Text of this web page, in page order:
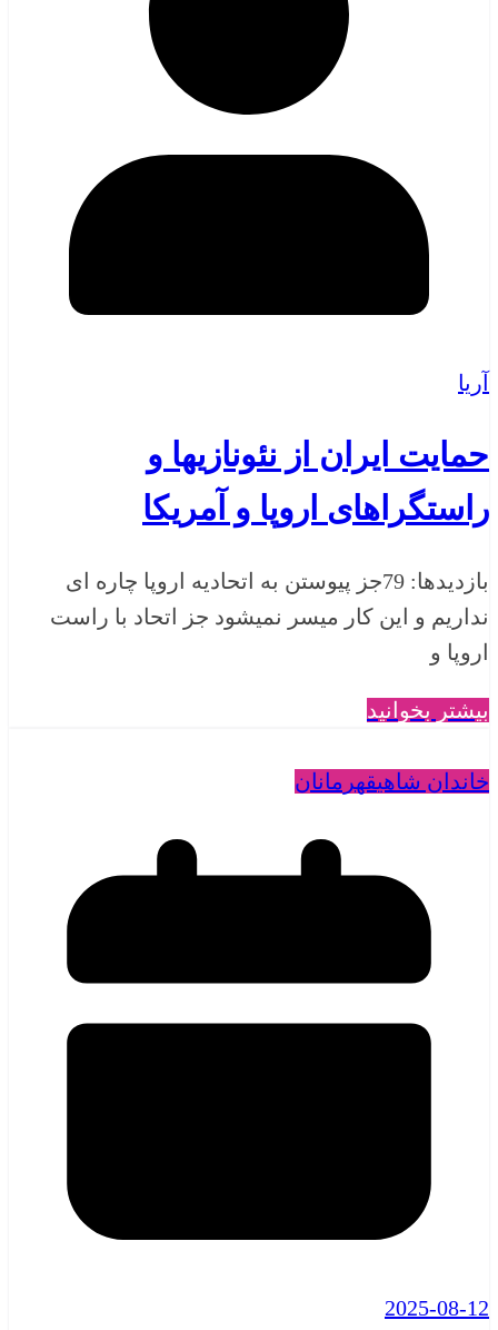
آریا
حمایت ایران از نئونازیها و
راستگراهای اروپا و آمریکا
بازدیدها: 79جز پیوستن به اتحادیه اروپا چاره ای
نداریم و این کار میسر نمیشود جز اتحاد با راست
اروپا و
بیشتر بخوانید
خاندان شاهیقهرمانان
2025-08-12